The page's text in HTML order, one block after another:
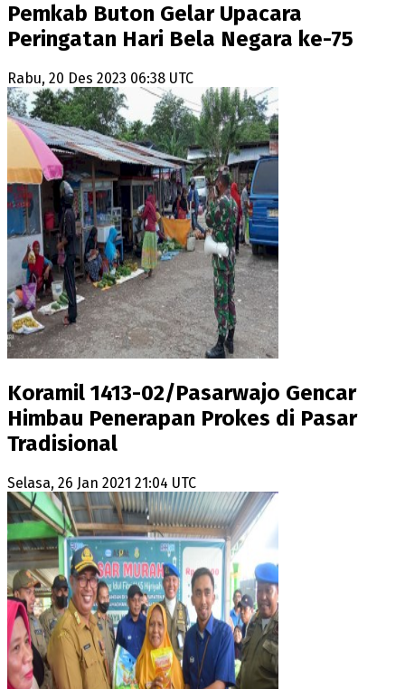
Pemkab Buton Gelar Upacara
Peringatan Hari Bela Negara ke-75
Rabu, 20 Des 2023 06:38 UTC
Koramil 1413-02/Pasarwajo Gencar
Himbau Penerapan Prokes di Pasar
Tradisional
Selasa, 26 Jan 2021 21:04 UTC